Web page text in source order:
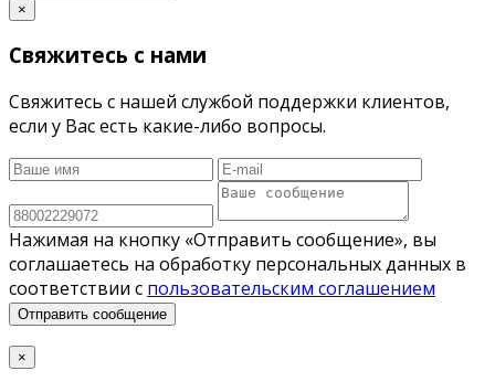
×
Свяжитесь с нами
Свяжитесь с нашей службой поддержки клиентов,
если у Вас есть какие-либо вопросы.
Нажимая на кнопку «Отправить сообщение», вы
соглашаетесь на обработку персональных данных в
соответствии с пользовательским соглашением
Отправить сообщение
×